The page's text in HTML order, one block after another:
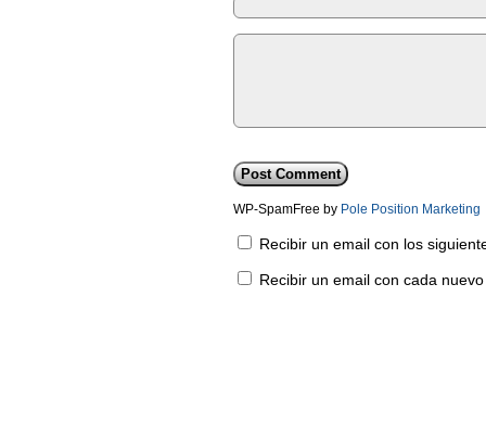
WP-SpamFree by Pole Position Marketing
Recibir un email con los
Recibir un email con cada